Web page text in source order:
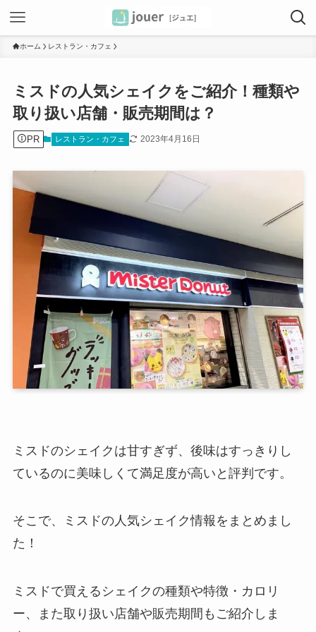
ホーム レストラン・カフェ
ミスドの人気シェイクをご紹介！種類や
取り扱い店舗・販売期間は？
PR レストラン・カフェ 2023年4月16日
ミスドのシェイクは甘すぎず、後味はすっきりし
ているのに美味しくて満足度が高いと評判です。
そこで、ミスドの人気シェイク情報をまとめまし
た！
ミスドで買えるシェイクの種類や特徴・カロリ
ー、また取り扱い店舗や販売期間もご紹介しま